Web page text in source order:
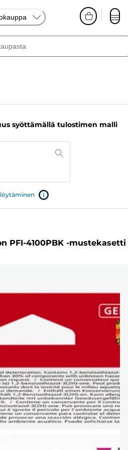
syöttämällä tulostimen malli
PFI-4100PBK -mustekasetti